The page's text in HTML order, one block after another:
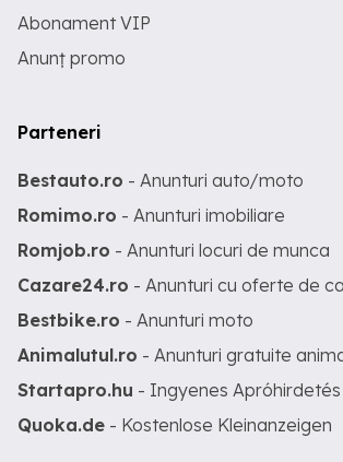
Abonament VIP
Anunț promo
Parteneri
Bestauto.ro - Anunturi auto/moto
Romimo.ro - Anunturi imobiliare
Romjob.ro - Anunturi locuri de munca
Cazare24.ro - Anunturi cu oferte de
Bestbike.ro - Anunturi moto
Animalutul.ro - Anunturi gratuite
Startapro.hu - Ingyenes Apróhirdetés
Quoka.de - Kostenlose Kleinanzeigen